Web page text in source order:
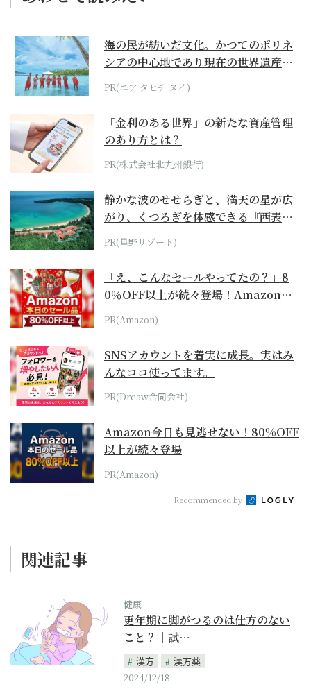
海の民が紡いだ文化。かつてのポリネ
シアの中心地であり現在の世界遺産か
らみえてくる...
PR(エア タヒチ ヌイ)
「金利のある世界」の新たな資産管理
のあり方とは？
PR(株式会社北九州銀行)
静かな波のせせらぎと、満天の星が広
がり、くつろぎを体感できる『西表島
ホテル by...
PR(星野リゾート)
「え、こんなセールやってたの？」8
0％OFF以上が続々登場！Amazonの
本気が...
PR(Amazon)
SNSアカウントを着実に成長。実はみ
んなココ使ってます。
PR(Dreaw合同会社)
Amazon今日も見逃せない！80%OFF
以上が続々登場
PR(Amazon)
Recommended by
関連記事
健康
更年期に脚がつるのは仕方のない
こと？｜試…
漢方
漢方薬
2024/12/18